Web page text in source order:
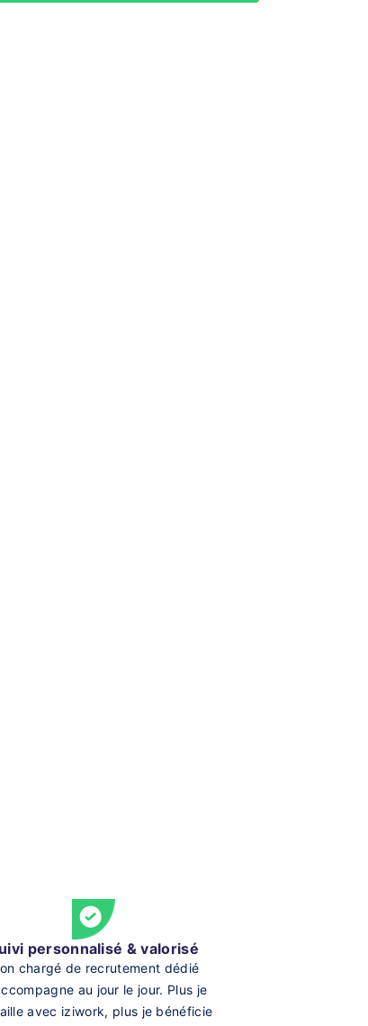
personnalisé & valorisé
chargé de recrutement dédié
au jour le jour. Plus je
avec iziwork, plus je bénéficie